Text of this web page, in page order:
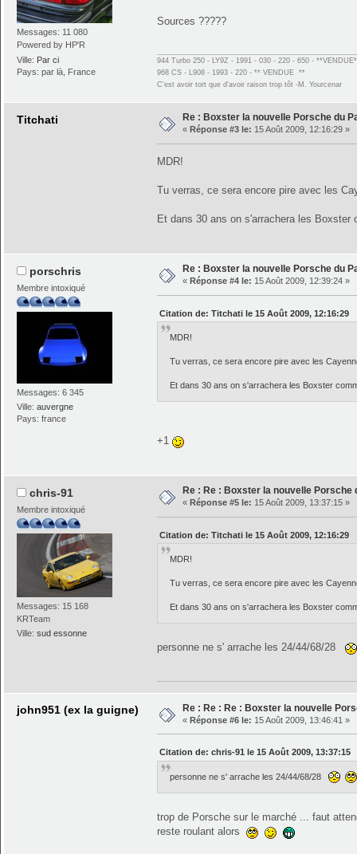
Messages: 11 080
Powered by HP'R
Ville: Par ci
Pays: par là, France
Sources ?????
944 Turbo 250 - LY9Z - 1991 - 030 - 220 - 650 -
968 CS - L908 - 1993 - 220 - ** VENDUE **
C'est avoir tort que d'avoir raison trop tôt -M. Yourcenar
Titchati Re : Boxster la nouvelle Porsche du
« Réponse #3 le: 15 Août 2009, 12:16:29 »
MDR!
Tu verras, ce sera encore pire avec les
Et dans 30 ans on s'arrachera les
porschris
Membre intoxiqué
Messages: 6 345
Ville:auvergne
Pays: france
Re : Boxster la nouvelle Porsche du
« Réponse #4 le: 15 Août 2009, 12:39:24 »
Citation de: Titchati le 15 Août 2009, 12:16:29
MDR!
Tu verras, ce sera encore pire avec les
Et dans 30 ans on s'arrachera les Boxster
+1
chris-91
Membre intoxiqué
Messages: 15 168
KRTeam
Ville:sud essonne
Re : Re : Boxster la nouvelle Porsche
« Réponse #5 le: 15 Août 2009, 13:37:15 »
Citation de: Titchati le 15 Août 2009, 12:16:29
MDR!
Tu verras, ce sera encore pire avec les
Et dans 30 ans on s'arrachera les Boxster
personne ne s' arrache les 24/44/68/28
john951 (ex la guigne) Re : Re : Re : Boxster la nouvelle
« Réponse #6 le: 15 Août 2009, 13:46:41 »
Citation de: chris-91 le 15 Août 2009, 13:37:15
personne ne s' arrache les 24/44/68/28
trop de Porsche sur le marché ... faut
reste roulant alors